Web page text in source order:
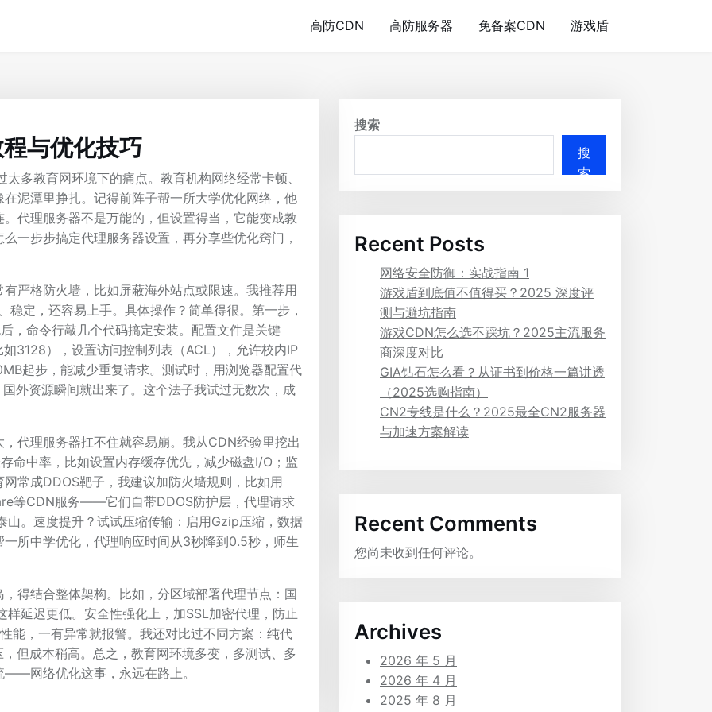
高防CDN 高防服务器 免备案CDN 游戏盾
与优化技巧
多教育网环境下的痛点。教育机构网络经常卡顿、
泥潭里挣扎。记得前阵子帮一所大学优化网络，他
代理服务器不是万能的，但设置得当，它能变成教
一步步搞定代理服务器设置，再分享些优化窍门，
严格防火墙，比如屏蔽海外站点或限速。我推荐用
定，还容易上手。具体操作？简单得很。第一步，
，命令行敲几个代码搞定安装。配置文件是关键
），设置访问控制列表（ACL），允许校内IP
起步，能减少重复请求。测试时，用浏览器配置代
外资源瞬间就出来了。这个法子我试过无数次，成
代理服务器扛不住就容易崩。我从CDN经验里挖出
命中率，比如设置内存缓存优先，减少磁盘I/O；监
常成DDOS靶子，我建议加防火墙规则，比如用
等CDN服务——它们自带DDOS防护层，代理请求
。速度提升？试试压缩传输：启用Gzip压缩，数据
所中学优化，代理响应时间从3秒降到0.5秒，师生
得结合整体架构。比如，分区域部署代理节点：国
延迟更低。安全性强化上，加SSL加密代理，防止
能，一有异常就报警。我还对比过不同方案：纯代
但成本稍高。总之，教育网环境多变，多测试、多
网络优化这事，永远在路上。
搜索
搜
索
Recent Posts
网络安全防御：实战指南 1
游戏盾到底值不值得买？2025 深度评
测与避坑指南
游戏CDN怎么选不踩坑？2025主流服务
商深度对比
GIA钻石怎么看？从证书到价格一篇讲透
（2025选购指南）
CN2专线是什么？2025最全CN2服务器
与加速方案解读
Recent Comments
您尚未收到任何评论。
Archives
2026 年 5 月
2026 年 4 月
2025 年 8 月